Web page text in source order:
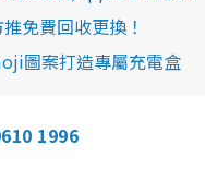
免費回收更換！
圖案打造專屬充電盒
1996